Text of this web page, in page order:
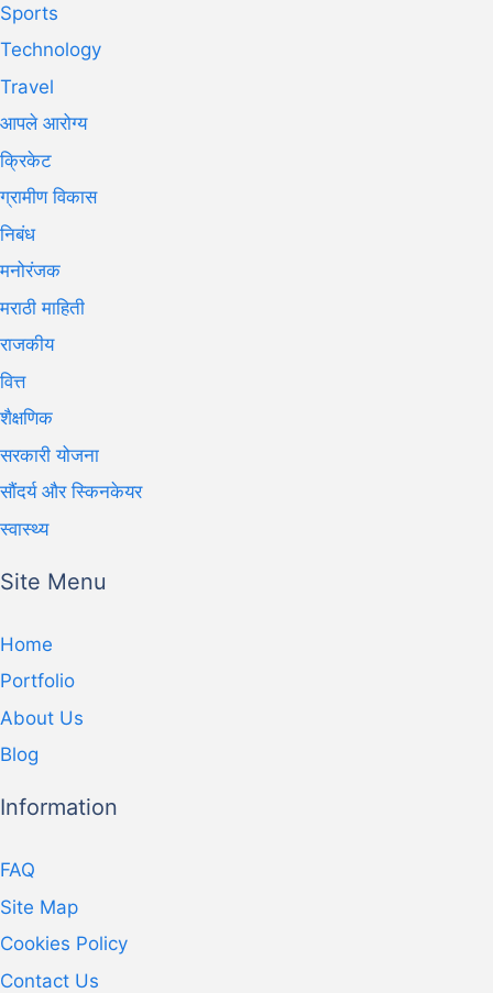
Sports
Technology
Travel
आपले आरोग्य
क्रिकेट
ग्रामीण विकास
निबंध
मनोरंजक
मराठी माहिती
राजकीय
वित्त
शैक्षणिक
सरकारी योजना
सौंदर्य और स्किनकेयर
स्वास्थ्य
Site Menu
Home
Portfolio
About Us
Blog
Information
FAQ
Site Map
Cookies Policy
Contact Us